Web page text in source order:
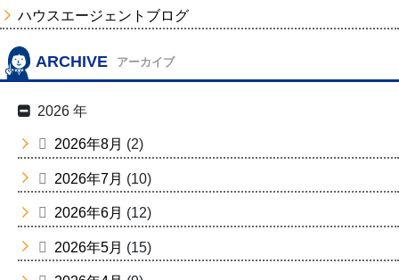
ハウスエージェントブログ
ARCHIVE アーカイブ
2026 年
2026年8月 (2)
2026年7月 (10)
2026年6月 (12)
2026年5月 (15)